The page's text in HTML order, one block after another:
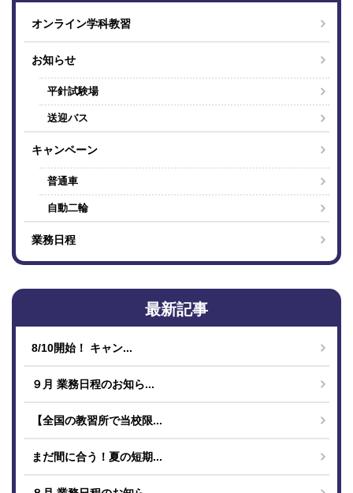
オンライン学科教習
お知らせ
平針試験場
送迎バス
キャンペーン
普通車
自動二輪
業務日程
最新記事
8/10開始！ キャン...
９月 業務日程のお知ら...
【全国の教習所で当校限...
まだ間に合う！夏の短期...